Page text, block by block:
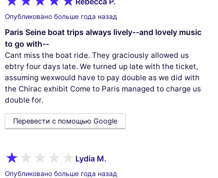
Опубликовано больше года назад
Paris Seine boat trips always lively--and lovely music
to go with--
Cant miss the boat ride. They graciously allowed us
ebtry four days late. We turned up late with the ticket,
assuming wexwould have to pay double as we did with
the Chirac exhibit Come to Paris managed to charge us
double for.
Перевести с помощью Google
Lydia M.
Опубликовано больше года назад